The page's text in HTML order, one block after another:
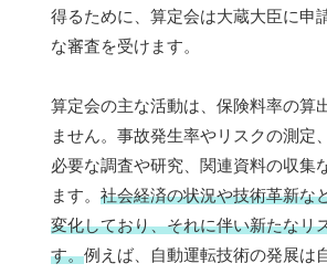
得るために、算定会は大蔵大臣に申
な審査を受けます。
算定会の主な活動は、保険料率の算
ません。事故発生率やリスクの測定
必要な調査や研究、関連資料の収集
ます。 社会経済の状況や技術革新な
変化しており、それに伴い新たなリ
す。例えば、自動運転技術の発展は